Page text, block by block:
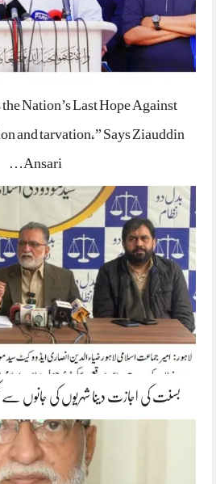
Nation’s Last Hope Against
and tarvation,” Says Ziauddin
Ansari…
بسنت کی اجازت دینا شہریوں کی جانوں